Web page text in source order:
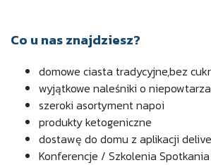
Co u nas znajdziesz?
domowe ciasta tradycyjne,bez
wyjątkowe naleśniki o
szeroki asortyment napoi
produkty ketogeniczne
dostawę do domu z aplikacji
Konferencje / Szkolenia